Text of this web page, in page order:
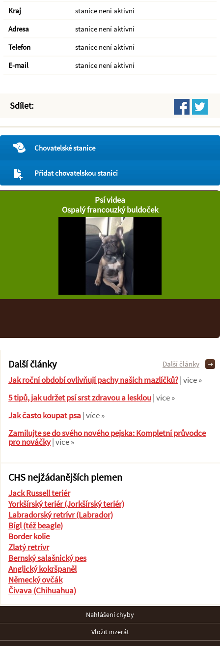
Kraj
stanice není aktivní
Adresa
stanice není aktivní
Telefon
stanice není aktivní
E-mail
stanice není aktivní
Sdílet:
Chovatelské stanice
Přidat chovatelskou stanici
Psí videa
Ospalý francouzký buldoček
Další články
Jak roční období ovlivňují pachy našich mazlíčků?| více »
5 tipů, jak udržet psí srst zdravou a lesklou| více »
Jak často koupat psa| více »
Zamilujte se do svého nového pejska: Kompletní průvodce
pro nováčky| více »
Další články
CHS nejžádanějších plemen
Jack Russell teriér
Yorkšírský teriér (Jorkšírský teriér)
Labradorský retrívr (Labrador)
Bígl (též beagle)
Border kolie
Zlatý retrívr
Bernský salašnický pes
Anglický kokršpaněl
Německý ovčák
Čivava (Chihuahua)
Nahlášení chyby
Vložit inzerát